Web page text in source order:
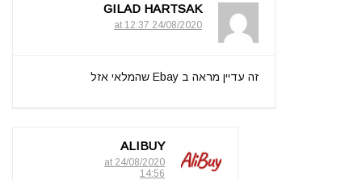
GILAD HARTSAK
24/08/2020 at 12:37
זה עדיין מראה ב Ebay שהמלאי אזל
ALIBUY
24/08/2020 at
14:56